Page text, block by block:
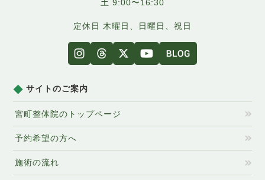
土 9:00〜16:30
定休日 木曜日、日曜日、祝日
サイトのご案内
宮町整体院のトップページ
予約希望の方へ
施術の流れ